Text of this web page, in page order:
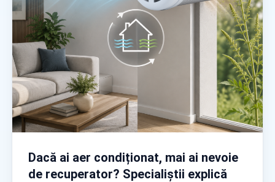
Dacă ai aer condiționat, mai ai nevoie
de recuperator? Specialiștii explică